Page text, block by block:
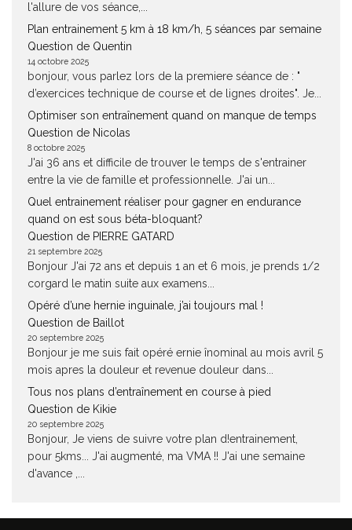
l'allure de vos séance,...
Plan entrainement 5 km à 18 km/h, 5 séances par semaine
Question de Quentin
14 octobre 2025
bonjour, vous parlez lors de la premiere séance de : "
d’exercices technique de course et de lignes droites". Je...
Optimiser son entraînement quand on manque de temps
Question de Nicolas
8 octobre 2025
J'ai 36 ans et difficile de trouver le temps de s'entrainer
entre la vie de famille et professionnelle. J'ai un...
Quel entrainement réaliser pour gagner en endurance
quand on est sous béta-bloquant?
Question de PIERRE GATARD
21 septembre 2025
Bonjour J'ai 72 ans et depuis 1 an et 6 mois, je prends 1/2
corgard le matin suite aux examens...
Opéré d’une hernie inguinale, j’ai toujours mal !
Question de Baillot
20 septembre 2025
Bonjour je me suis fait opéré ernie înominal au mois avril 5
mois apres la douleur et revenue douleur dans...
Tous nos plans d’entraînement en course à pied
Question de Kikie
20 septembre 2025
Bonjour, Je viens de suivre votre plan d!entrainement,
pour 5kms... J'ai augmenté, ma VMA !! J'ai une semaine
d'avance ,...